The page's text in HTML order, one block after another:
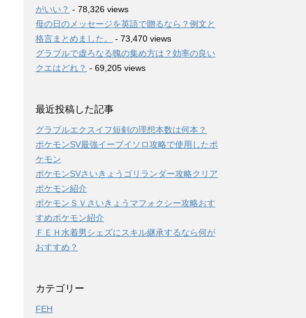
がいい？ - 78,326 views
母の日のメッセージを英語で贈るなら？例文と
格言まとめました。
- 73,470 views
グラブルで虚ろなる魄の集め方は？効率の良い
クエはどれ？ - 69,205 views
最近投稿した記事
グラブルエクスイフ短剣の理想本数は何本？
ポケモンSV最強イーブイソロ攻略で使用したポ
ケモン
ポケモンSVさいきょうゴリランダー攻略クリア
ポケモン紹介
ポケモンＳＶさいきょうマフォクシー攻略おす
すめポケモン紹介
ＦＥＨ水着男シェズにスキル継承するなら何が
おすすめ？
カテゴリー
FEH